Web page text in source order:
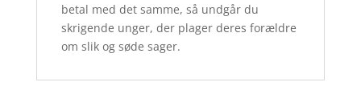
betal med det samme, så undgår du
skrigende unger, der plager deres forældre
om slik og søde sager.